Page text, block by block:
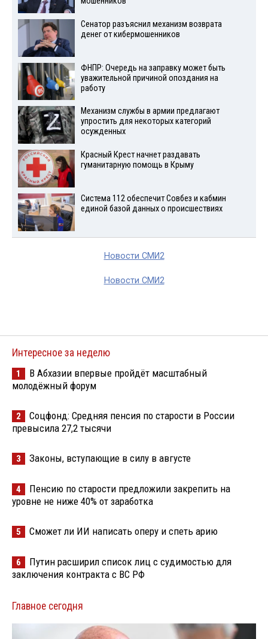
Сенатор разъяснил механизм возврата
денег от кибермошенников
ФНПР: Очередь на заправку может быть
уважительной причиной опоздания на
работу
Механизм службы в армии предлагают
упростить для некоторых категорий
осужденных
Красный Крест начнет раздавать
гуманитарную помощь в Крыму
Система 112 обеспечит Совбез и кабмин
единой базой данных о происшествиях
Новости СМИ2
Новости СМИ2
Интересное за неделю
1
В Абхазии впервые пройдёт масштабный
молодёжный форум
2
Соцфонд: Средняя пенсия по старости в России
превысила 27,2 тысячи
3 Законы, вступающие в силу в августе
4
Пенсию по старости предложили закрепить на
уровне не ниже 40% от заработка
5 Сможет ли ИИ написать оперу и спеть арию
6
Путин расширил список лиц с судимостью для
заключения контракта с ВС РФ
Главное сегодня